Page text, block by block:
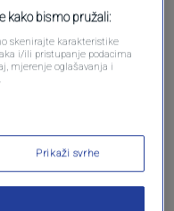
kako bismo pružali:
skenirajte karakteristike
i/ili pristupanje podacima
mjerenje oglašavanja i
Prikaži svrhe